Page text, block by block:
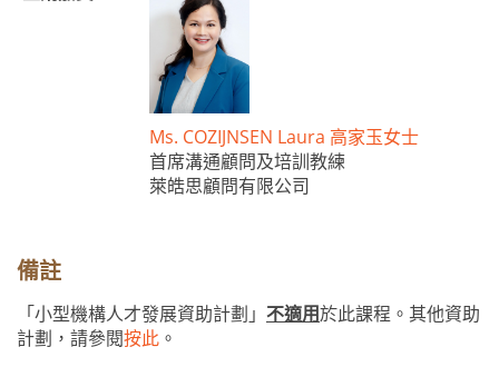
Ms. COZIJNSEN Laura ⾼家⽟女⼠
首席溝通顧問及培訓教練
萊皓思顧問有限公司
備註
「小型機構人才發展資助計劃」 不適用於此課程。其他資助
計劃，請參閱按此 。